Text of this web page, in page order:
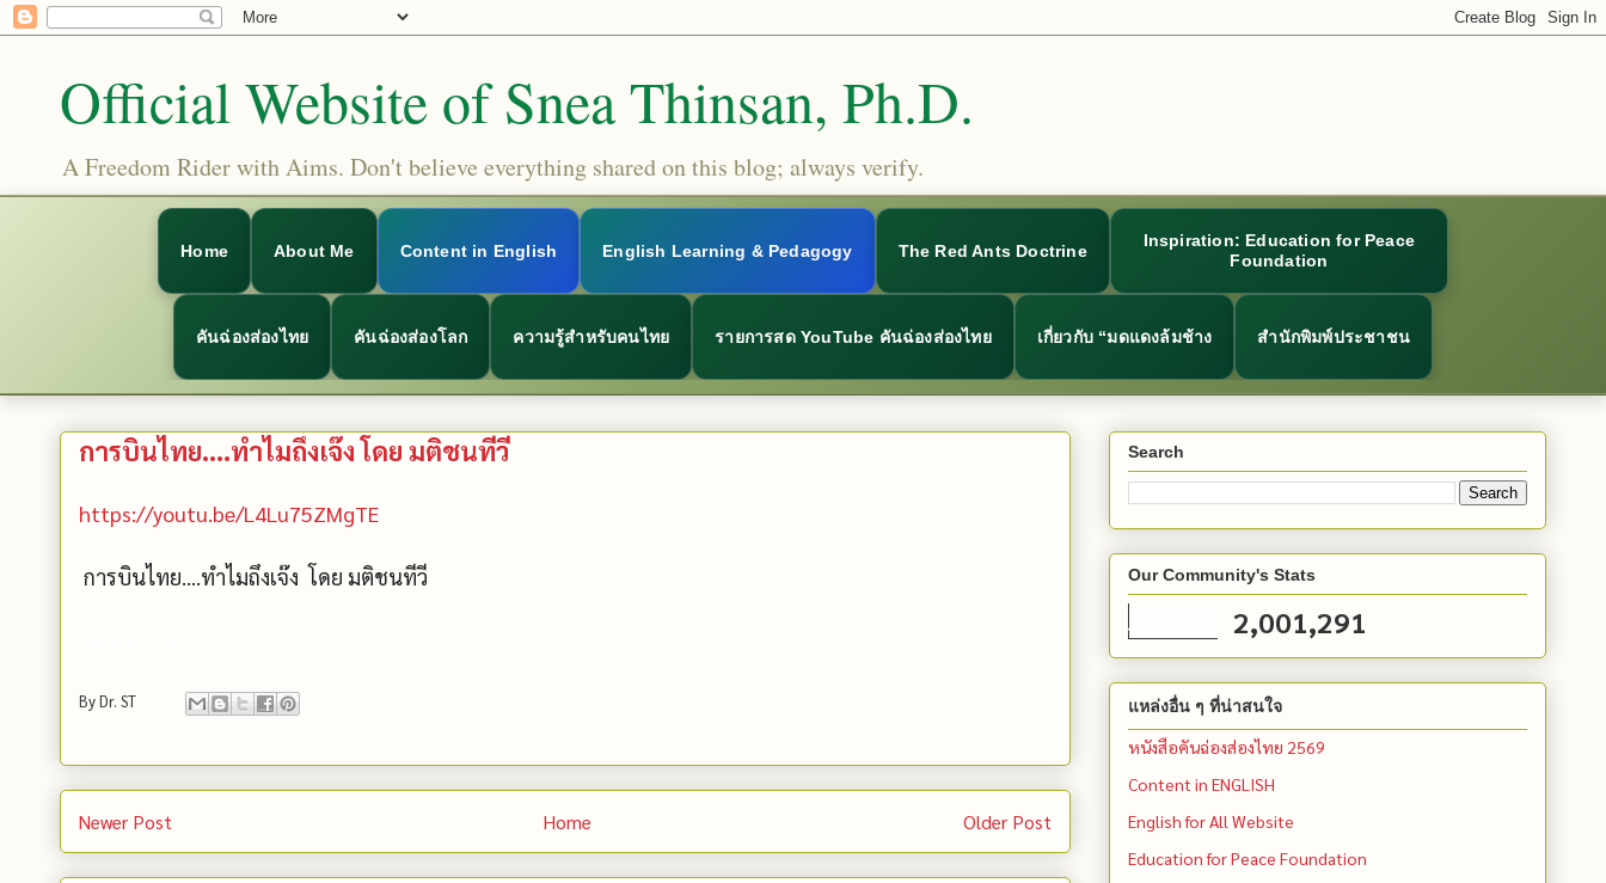
Official Website of Snea Thinsan, Ph.D.
A Freedom Rider with Aims. Don't believe everything shared on this blog; always verify.
Home About Me Content in English English Learning & Pedagogy The Red Ants Doctrine
Inspiration: Education for Peace
Foundation
คันฉ่องส่องไทย คันฉ่องส่องโลก ความรู้สำหรับคนไทย รายการสด YouTube คันฉ่องส่องไทย เกี่ยวกับ “มดแดงล้มช้าง สำนักพิมพ์ประชาชน
การบินไทย....ทำไมถึงเจ๊ง โดย มติชนทีวี
https://youtu.be/L4Lu75ZMgTE
การบินไทย....ทำไมถึงเจ๊ง โดย มติชนทีวี
ByDr. ST
Newer Post Older Post
Home
Search
Our Community's Stats
2,001,291
แหล่งอื่น ๆ ที่น่าสนใจ
หนังสือคันฉ่องส่องไทย 2569
Content in ENGLISH
English for All Website
Education for Peace Foundation